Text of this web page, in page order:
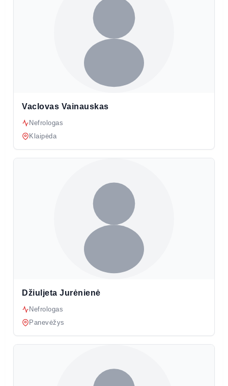
Vaclovas Vainauskas
Nefrologas
Klaipėda
Džiuljeta Jurėnienė
Nefrologas
Panevėžys